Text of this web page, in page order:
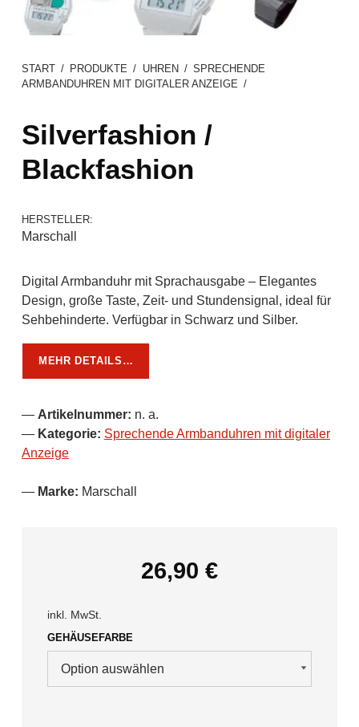
START / PRODUKTE / UHREN / SPRECHENDE
ARMBANDUHREN MIT DIGITALER ANZEIGE /
Silverfashion /
Blackfashion
HERSTELLER:
Marschall
Digital Armbanduhr mit Sprachausgabe – Elegantes
Design, große Taste, Zeit- und Stundensignal, ideal für
Sehbehinderte. Verfügbar in Schwarz und Silber.
MEHR DETAILS…
Artikelnummer: n. a.
Kategorie: Sprechende Armbanduhren mit digitaler
Anzeige
Marke: Marschall
26,90 €
inkl. MwSt.
GEHÄUSEFARBE